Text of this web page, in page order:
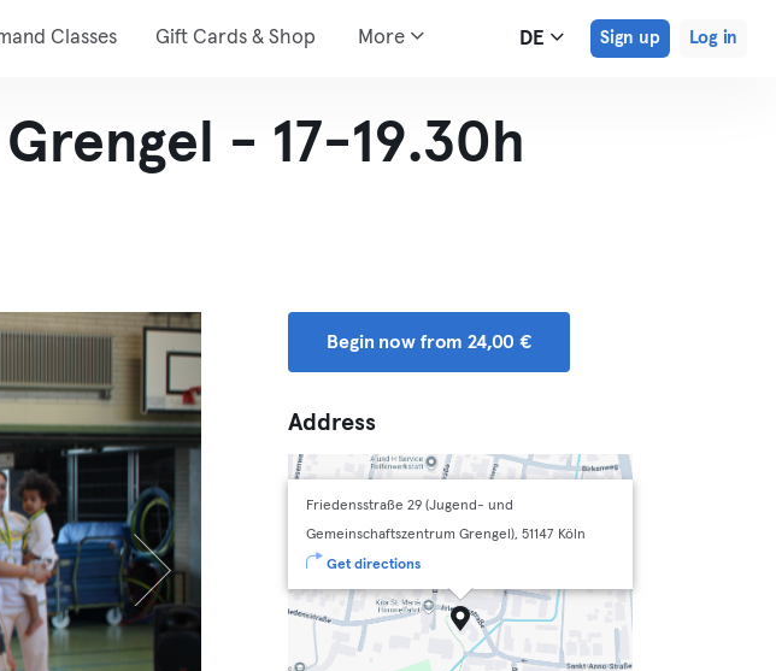
Classes Gift Cards & Shop More DE Sign up Log in
- 17-19.30h
Begin now from 24,00 €
Address
Friedensstraße 29 (Jugend- und
Gemeinschaftszentrum Grengel), 51147 Köln
Get directions